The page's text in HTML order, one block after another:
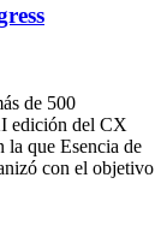
de 500
edición del CX
que Esencia de
con el objetivo